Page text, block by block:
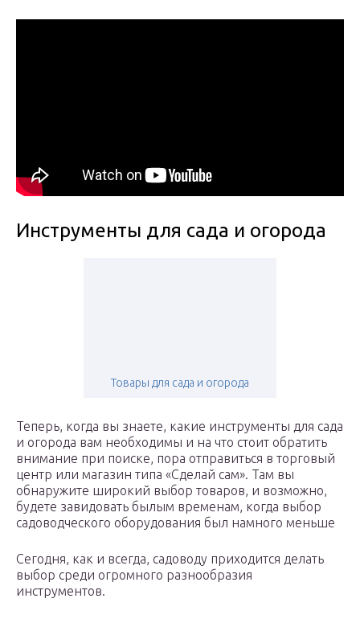
Инструменты для сада и огорода
Товары для сада и огорода
Теперь, когда вы знаете, какие инструменты для сада
и огорода вам необходимы и на что стоит обратить
внимание при поиске, пора отправиться в торговый
центр или магазин типа «Сделай сам». Там вы
обнаружите широкий выбор товаров, и возможно,
будете завидовать былым временам, когда выбор
садоводческого оборудования был намного меньше
Сегодня, как и всегда, садоводу приходится делать
выбор среди огромного разнообразия
инструментов.